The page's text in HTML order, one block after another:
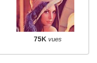
75K vues